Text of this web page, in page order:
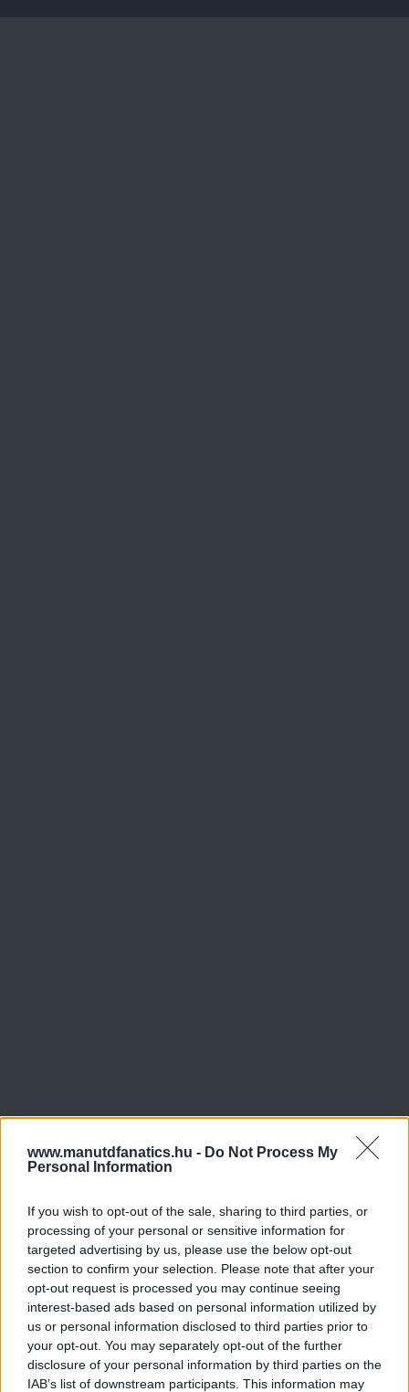
www.manutdfanatics.hu - Do Not Process My
Personal Information
If you wish to opt-out of the sale, sharing to third parties, or
processing of your personal or sensitive information for
targeted advertising by us, please use the below opt-out
section to confirm your selection. Please note that after your
opt-out request is processed you may continue seeing
interest-based ads based on personal information utilized by
us or personal information disclosed to third parties prior to
your opt-out. You may separately opt-out of the further
disclosure of your personal information by third parties on the
IAB’s list of downstream participants. This information may